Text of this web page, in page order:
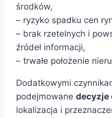
środków,
– ryzyko spadku cen
– brak rzetelnych i
źródeł informacji,
– trwałe położenie
Dodatkowymi
podejmowane decyzje
lokalizacja i